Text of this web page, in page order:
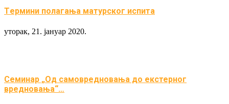
Tермини полагања матурског испита
уторак, 21. јануар 2020.
Семинар „Од самовредновања до екстерног
вредновања“…